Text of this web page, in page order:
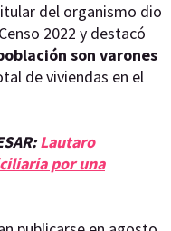
del organismo dio
2022 y destacó
son varones
de viviendas en el
Lautaro
por una